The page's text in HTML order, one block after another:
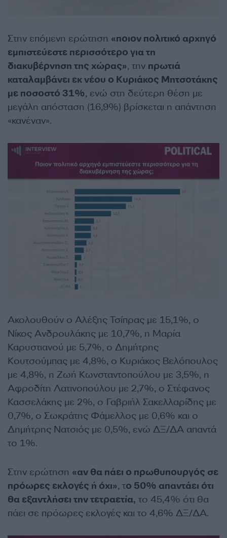
Στην επόμενη ερώτηση «ποιον πολιτικό αρχηγό
εμπιστεύεστε περισσότερο για τη
διακυβέρνηση της χώρας», την πρωτιά
καταλαμβάνει εκ νέου ο Κυριάκος Μητσοτάκης
με ποσοστό 31%, ενώ στη δεύτερη θέση με
μεγάλη απόσταση (16,9%) βρίσκεται η απάντηση
«κανέναν».
Ακολουθούν ο Αλέξης Τσίπρας με 15,1%, ο
Νίκος Ανδρουλάκης με 10,7%, η Μαρία
Καρυστιανού με 5,7%, ο Δημήτρης
Κουτσούμπας με 4,8%, ο Κυριάκος Βελόπουλος
με 4,8%, η Ζωή Κωνσταντοπούλου με 3,5%, η
Αφροδίτη Λατινοπούλου με 2,7%, ο Στέφανος
Κασσελάκης με 2%, ο Γαβριήλ Σακελλαρίδης με
0,7%, ο Σωκράτης Φάμελλος με 0,6% και ο
Δημήτρης Νατσιός με 0,5%, ενώ ΔΞ/ΔΑ απαντά
το 1%.
Στην ερώτηση «αν θα πάει ο πρωθυπουργός σε
πρόωρες εκλογές ή όχι», το 50% απαντάει ότι
θα εξαντλήσει την τετραετία, το 45,4% ότι θα
πάει σε πρόωρες εκλογές και το 4,6% ΔΞ/ΔΑ.